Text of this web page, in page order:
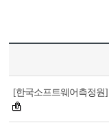
[한국소프트웨어측정원]